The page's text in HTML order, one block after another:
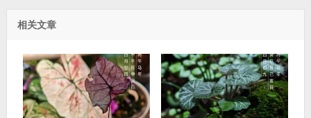
相关文章